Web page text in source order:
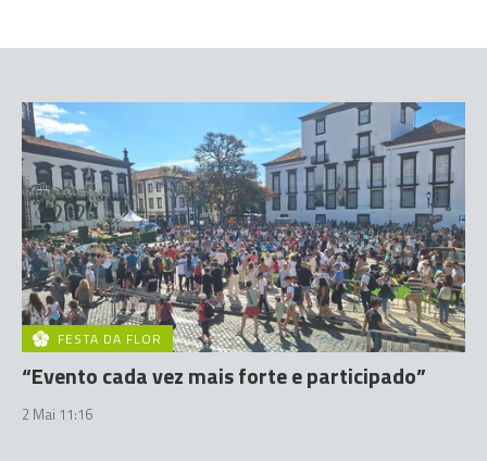
FESTA DA FLOR
“Evento cada vez mais forte e participado”
2 Mai 11:16